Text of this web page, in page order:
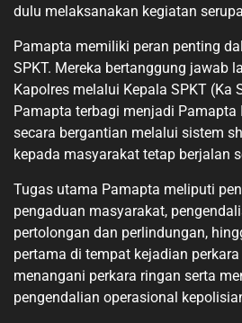
dulu melaksanakan kegiatan
Pamapta memiliki peran penting
SPKT. Mereka bertanggung jawab
Kapolres melalui Kepala SPKT (Ka
Pamapta terbagi menjadi Pamapta
secara bergantian melalui sistem
kepada masyarakat tetap berjalan
Tugas utama Pamapta meliputi
pengaduan masyarakat,
pertolongan dan perlindungan,
pertama di tempat kejadian
menangani perkara ringan serta
pengendalian operasional